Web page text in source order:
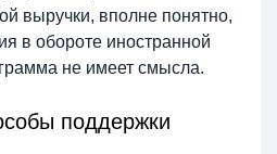
выручки, вполне понятно,
в обороте иностранной
не имеет смысла.
поддержки